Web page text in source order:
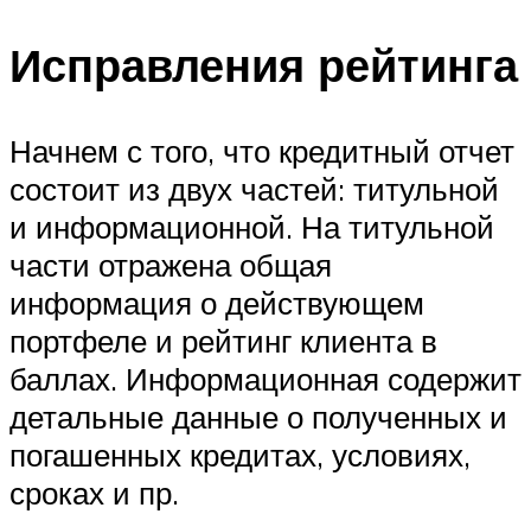
Исправления рейтинга
Начнем с того, что кредитный отчет
состоит из двух частей: титульной
и информационной. На титульной
части отражена общая
информация о действующем
портфеле и рейтинг клиента в
баллах. Информационная содержит
детальные данные о полученных и
погашенных кредитах, условиях,
сроках и пр.